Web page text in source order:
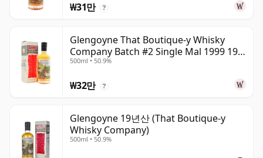
₩31만 ?
Glengoyne That Boutique-y Whisky
Company Batch #2 Single Mal 1999 19
년산
500ml • 50.9%
₩32만 ?
Glengoyne 19년산 (That Boutique-y
Whisky Company)
500ml • 50.9%